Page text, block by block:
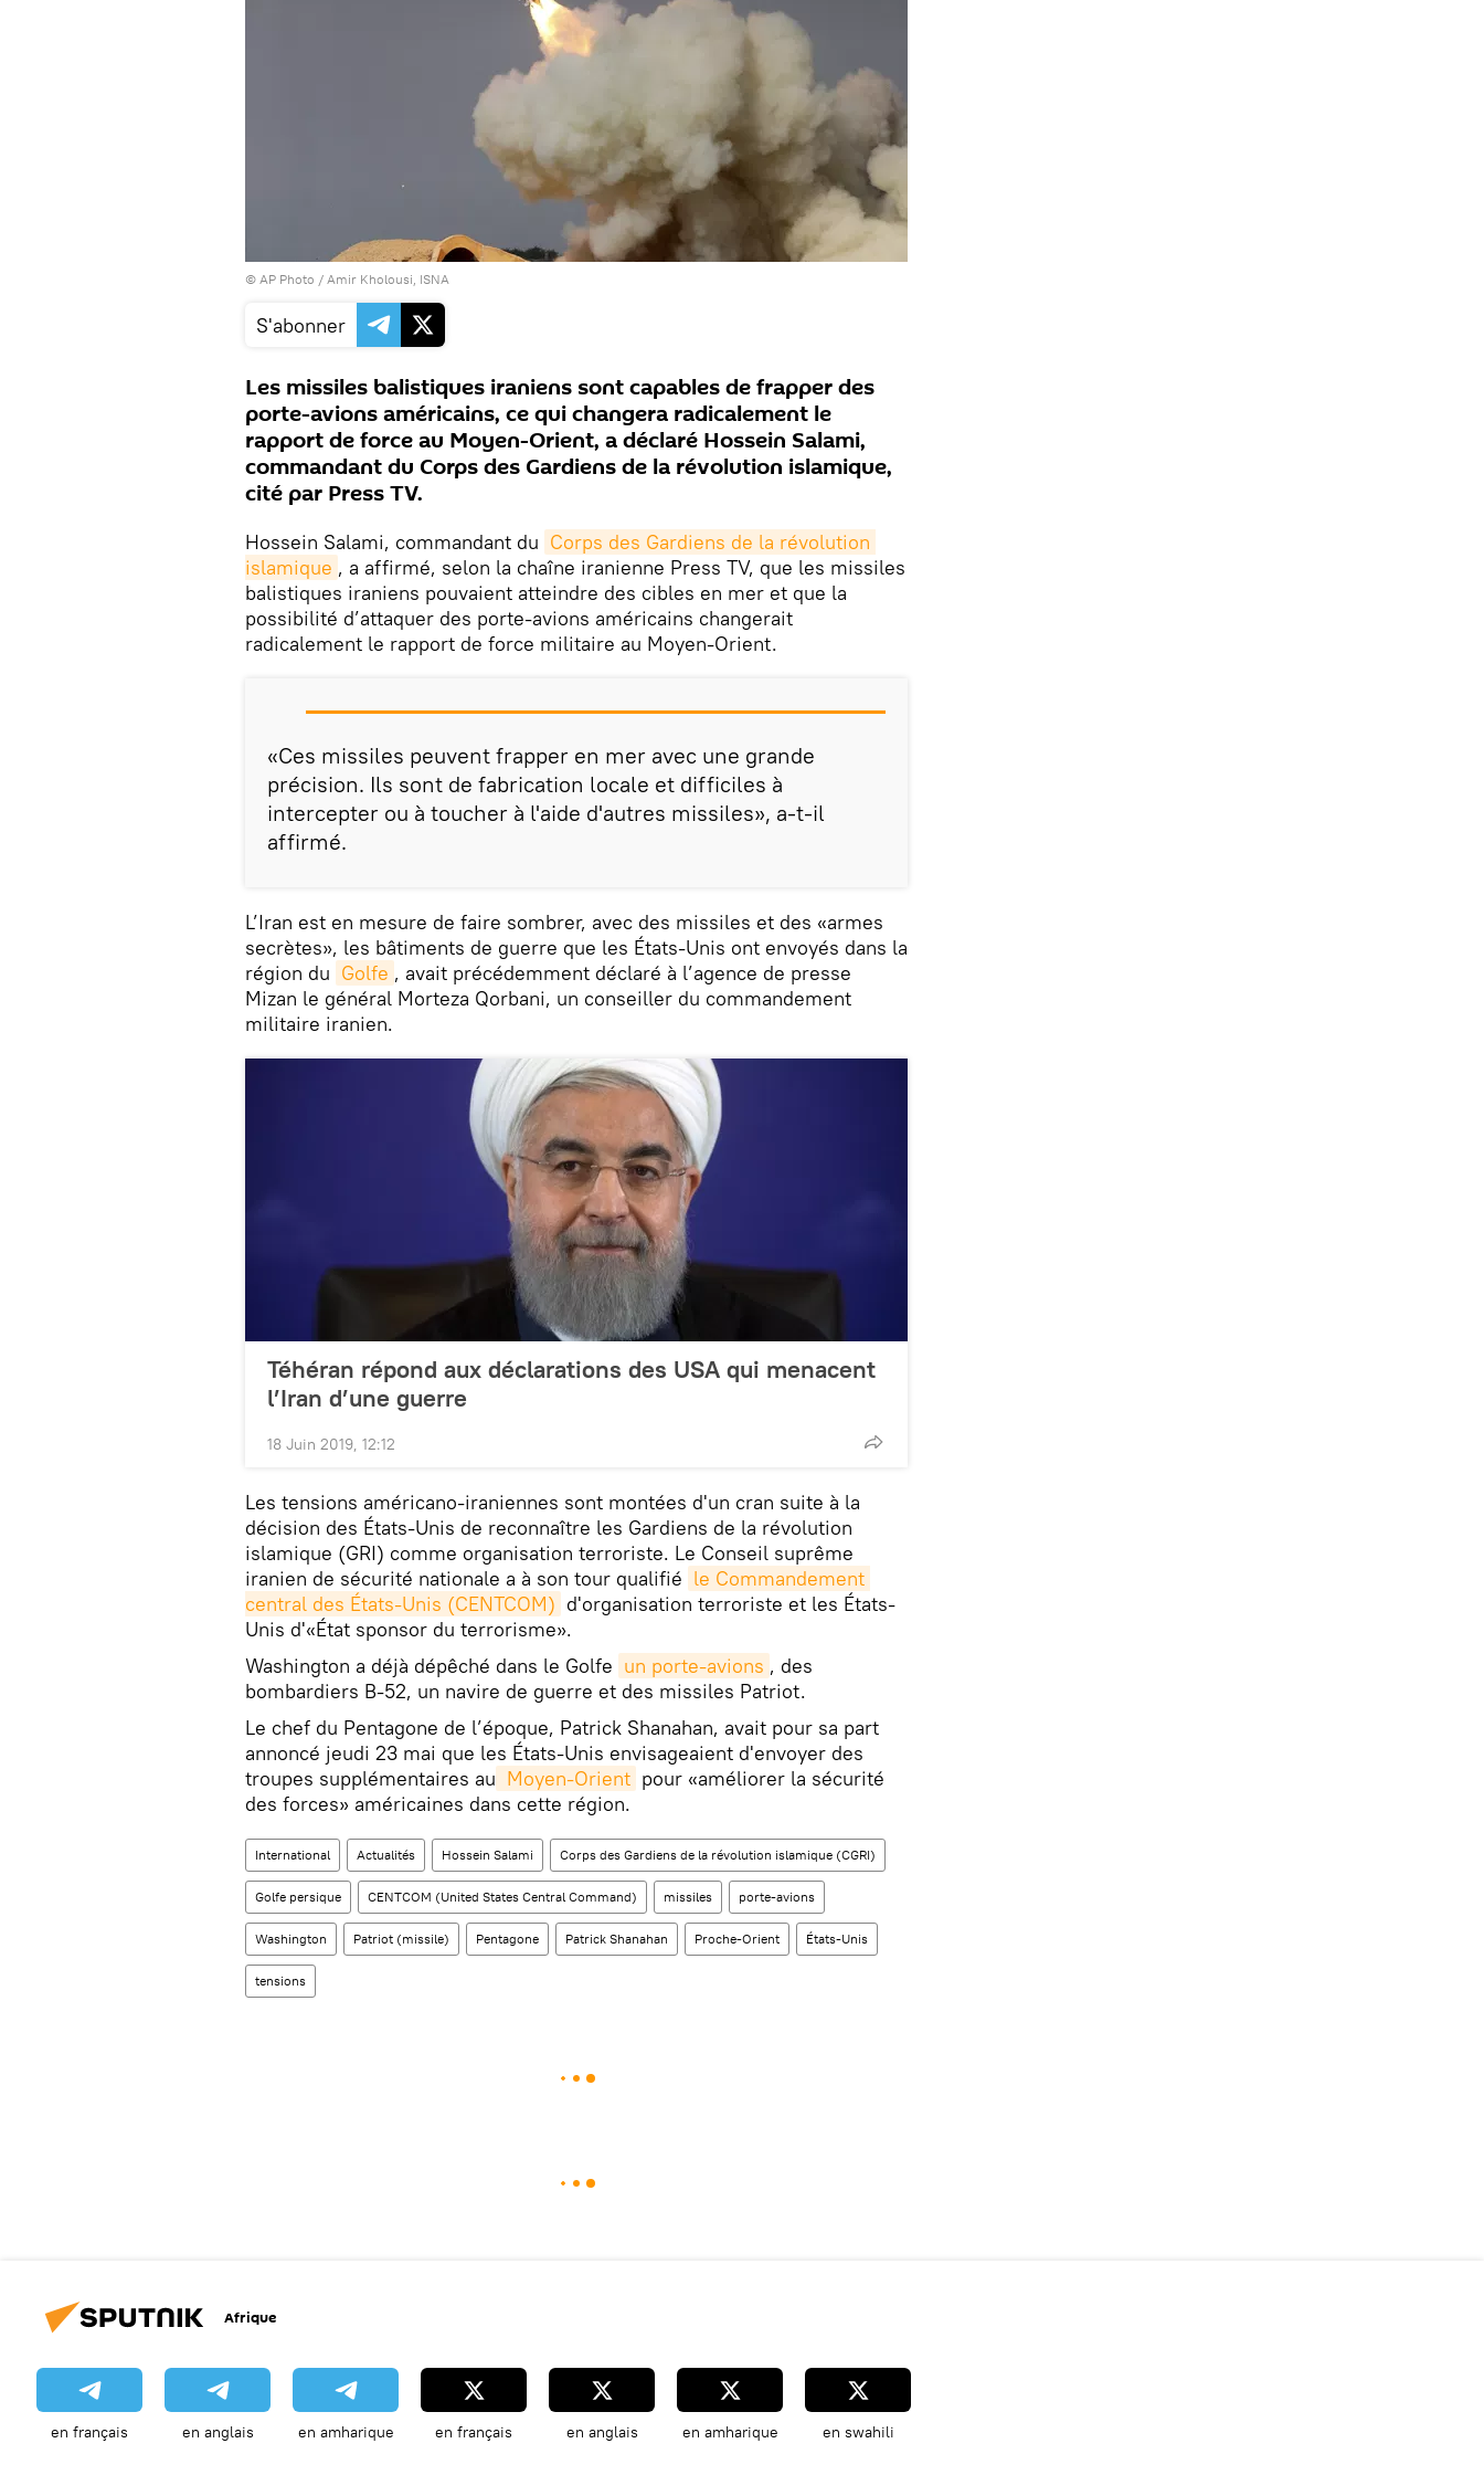
© AP Photo / Amir Kholousi, ISNA
S'abonner
Les missiles balistiques iraniens sont capables de frapper des
porte-avions américains, ce qui changera radicalement le
rapport de force au Moyen-Orient, a déclaré Hossein Salami,
commandant du Corps des Gardiens de la révolution islamique,
cité par Press TV.
Hossein Salami, commandant du Corps des Gardiens de la révolution
islamique , a affirmé, selon la chaîne iranienne Press TV, que les missiles
balistiques iraniens pouvaient atteindre des cibles en mer et que la
possibilité d’attaquer des porte-avions américains changerait
radicalement le rapport de force militaire au Moyen-Orient.
«Ces missiles peuvent frapper en mer avec une grande
précision. Ils sont de fabrication locale et difficiles à
intercepter ou à toucher à l'aide d'autres missiles», a-t-il
affirmé.
L’Iran est en mesure de faire sombrer, avec des missiles et des «armes
secrètes», les bâtiments de guerre que les États-Unis ont envoyés dans la
région du Golfe , avait précédemment déclaré à l’agence de presse
Mizan le général Morteza Qorbani, un conseiller du commandement
militaire iranien.
Téhéran répond aux déclarations des USA qui menacent
l’Iran d’une guerre
18 Juin 2019, 12:12
Les tensions américano-iraniennes sont montées d'un cran suite à la
décision des États-Unis de reconnaître les Gardiens de la révolution
islamique (GRI) comme organisation terroriste. Le Conseil suprême
iranien de sécurité nationale a à son tour qualifié le Commandement
central des États-Unis (CENTCOM) d'organisation terroriste et les États-
Unis d'«État sponsor du terrorisme».
Washington a déjà dépêché dans le Golfe un porte-avions , des
bombardiers B-52, un navire de guerre et des missiles Patriot.
Le chef du Pentagone de l’époque, Patrick Shanahan, avait pour sa part
annoncé jeudi 23 mai que les États-Unis envisageaient d'envoyer des
troupes supplémentaires au Moyen-Orient pour «améliorer la sécurité
des forces» américaines dans cette région.
International Actualités Hossein Salami Corps des Gardiens de la révolution islamique (CGRI)
Golfe persique CENTCOM (United States Central Command) missiles porte-avions
Washington Patriot (missile) Pentagone Patrick Shanahan Proche-Orient États-Unis
tensions
Afrique
en français en anglais en amharique en français en anglais en amharique en swahili